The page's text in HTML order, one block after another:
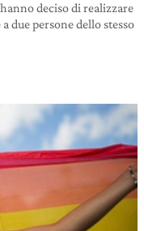
deciso di realizzare
due persone dello stesso